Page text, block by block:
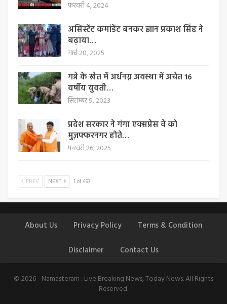
फरवरी 4, 2024
असिस्टेंट कमांडेंट बनकर ज्ञान प्रकाश सिंह ने
बढ़ाया…
मार्च 20, 2025
गन्ने के खेत में अर्धनग्न अवस्था में अचेत 16
वर्षीय युवती…
सितम्बर 9, 2023
प्रदेश सरकार ने गंगा एक्सप्रेस वे को
मुज़फ्फरनगर होते…
फरवरी 26, 2025
PREV NEXT 1 of 493
About Us Privacy Policy Terms & Condition
Disclaimer Contact Us
© 2026 - Namasteram : Live Breaking News, Today News. All Rights
Reserved.